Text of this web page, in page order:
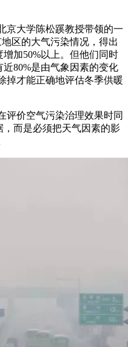
京大学陈松蹊教授带领的一
区的大气污染情况，得出
加50%以上。但他们同时
80%是由气象因素的变化
掉才能正确地评估冬季供暖
评价空气污染治理效果时同
，而是必须把天气因素的影